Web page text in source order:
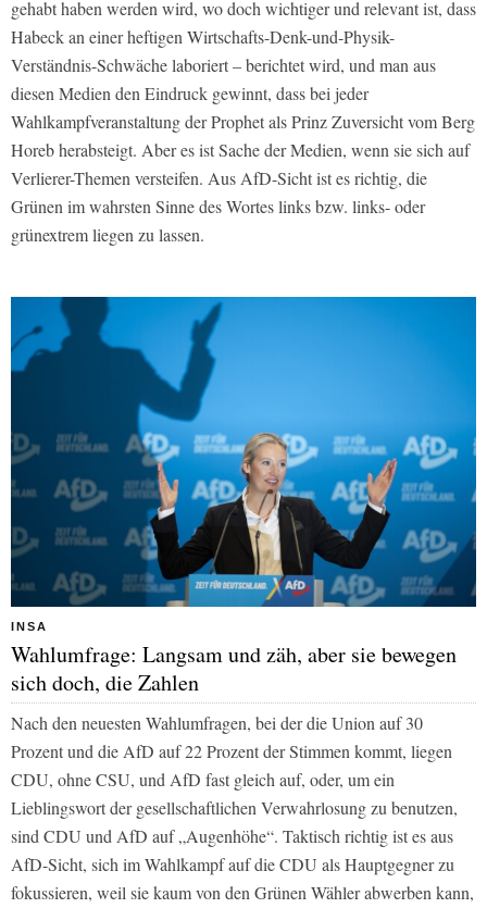
gehabt haben werden wird, wo doch wichtiger und relevant ist, dass
Habeck an einer heftigen Wirtschafts-Denk-und-Physik-
Verständnis-Schwäche laboriert – berichtet wird, und man aus
diesen Medien den Eindruck gewinnt, dass bei jeder
Wahlkampfveranstaltung der Prophet als Prinz Zuversicht vom Berg
Horeb herabsteigt. Aber es ist Sache der Medien, wenn sie sich auf
Verlierer-Themen versteifen. Aus AfD-Sicht ist es richtig, die
Grünen im wahrsten Sinne des Wortes links bzw. links- oder
grünextrem liegen zu lassen.
INSA
Wahlumfrage: Langsam und zäh, aber sie bewegen
sich doch, die Zahlen
Nach den neuesten Wahlumfragen, bei der die Union auf 30
Prozent und die AfD auf 22 Prozent der Stimmen kommt, liegen
CDU, ohne CSU, und AfD fast gleich auf, oder, um ein
Lieblingswort der gesellschaftlichen Verwahrlosung zu benutzen,
sind CDU und AfD auf „Augenhöhe“. Taktisch richtig ist es aus
AfD-Sicht, sich im Wahlkampf auf die CDU als Hauptgegner zu
fokussieren, weil sie kaum von den Grünen Wähler abwerben kann,